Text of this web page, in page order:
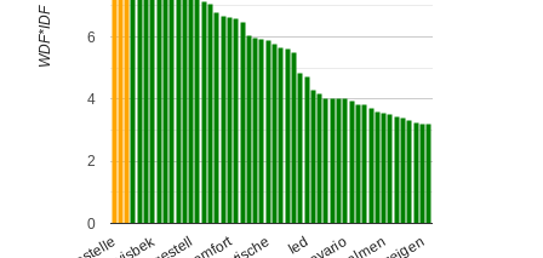
visbek led almen
0
2
4
6
WDF*IDF